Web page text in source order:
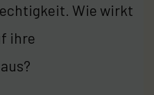
Wie wirkt
ihre